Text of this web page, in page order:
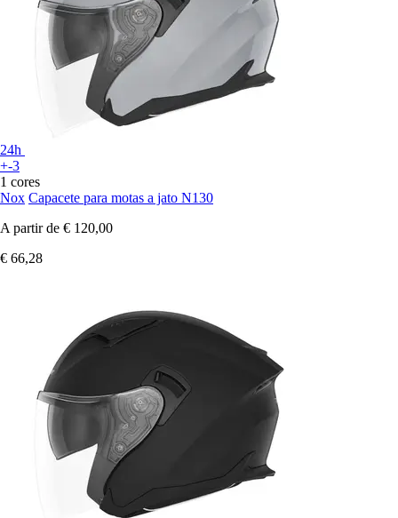
24h
+-3
1 cores
Nox Capacete para motas a jato N130
A partir de € 120,00
€ 66,28